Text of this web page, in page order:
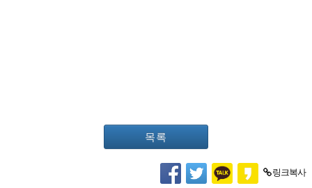
목록
링크복사